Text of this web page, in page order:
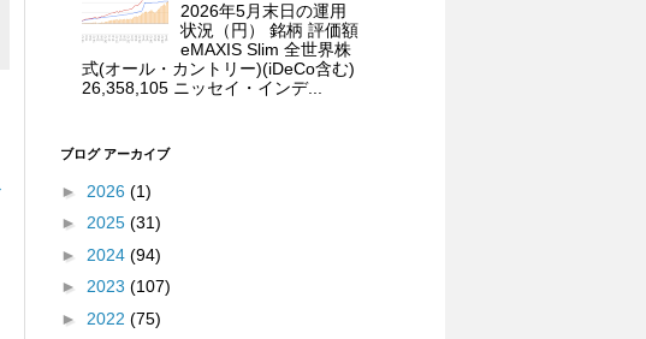
2026年5月末日の運用
状況（円） 銘柄 評価額
eMAXIS Slim 全世界株
式(オール・カントリー)(iDeCo含む)
26,358,105 ニッセイ・インデ...
ブログ アーカイブ
► 2026 (1)
► 2025 (31)
► 2024 (94)
► 2023 (107)
► 2022 (75)